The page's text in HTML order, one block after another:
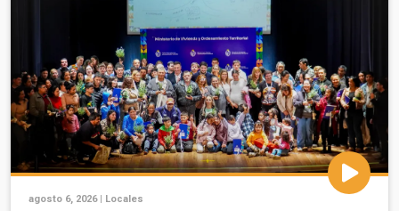
agosto 6, 2026 | Locales